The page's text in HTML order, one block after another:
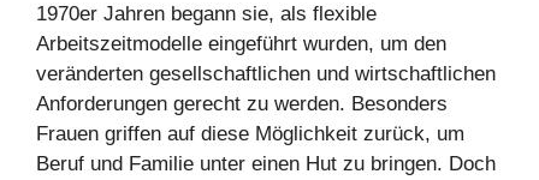
1970er Jahren begann sie, als flexible
Arbeitszeitmodelle eingeführt wurden, um den
veränderten gesellschaftlichen und wirtschaftlichen
Anforderungen gerecht zu werden. Besonders
Frauen griffen auf diese Möglichkeit zurück, um
Beruf und Familie unter einen Hut zu bringen. Doch